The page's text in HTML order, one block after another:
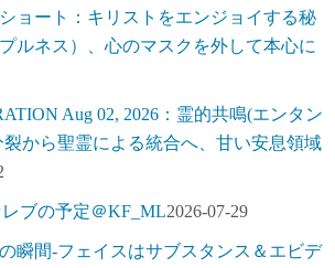
ョート：キリストをエンジョイする秘
ルネス）、心のマスクを外して本心に
Aug 02, 2026：霊的共鳴(エンタン
から聖霊による統合へ、甘い安息領域
ブの予定＠KF_ML2026-07-29
瞬間-フェイスはサブスタンス＆エビデ